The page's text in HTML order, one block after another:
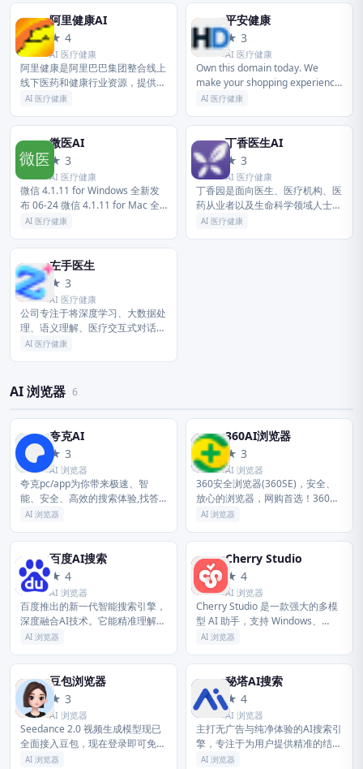
阿
阿里健康AI
★ 4
AI 医疗健康
阿里健康是阿里巴巴集团整合线上
线下医药和健康行业资源，提供一
站式医疗解决方案的旗舰平台。依
力，以「云基建」为基础，「云药
房」为...
AI 医疗健康
平
平安健康
★ 3
AI 医疗健康
Own this domain today. We
make your shopping experience
easy. Friendly and qu...
AI 医疗健康
微
微医AI
★ 3
AI 医疗健康
微信 4.1.11 for Windows 全新发
布 06-24 微信 4.1.11 for Mac 全
新发布 06-24 微信输入法 3.5.0
AI 医疗健康
丁
丁香医生AI
★ 3
AI 医疗健康
丁香园是面向医生、医疗机构、医
药从业者以及生命科学领域人士的
专业性社会化网络，提供医学、医
AI 医疗健康
左
左手医生
★ 3
AI 医疗健康
公司专注于将深度学习、大数据处
理、语义理解、医疗交互式对话等
领先的AI技术与医学相融合，通过
医...
AI 医疗健康
AI 浏览器 6
夸
夸克AI
★ 3
AI 浏览器
夸克pc/app为你带来极速、智
能、安全、高效的搜索体验,找答
案,找资料,找工具,办公,学习,工作
擎、网盘、AI扫描王工具及...
AI 浏览器
3
360AI浏览器
★ 3
AI 浏览器
360安全浏览器(360SE)，安全、
放心的浏览器，网购首选！360安
全浏览器采用先进的恶意网址拦截
银仿冒等恶意网址。360...
AI 浏览器
百
百度AI搜索
★ 4
AI 浏览器
百度推出的新一代智能搜索引擎，
深度融合AI技术。它能精准理解复
杂问题，直接生成结构化答案与摘
验。
AI 浏览器
C
Cherry Studio
★ 4
AI 浏览器
Cherry Studio 是一款强大的多模
型 AI 助手，支持 Windows、
macOS、Linux 平台。集成 300+
AI 浏览器
豆
豆包浏览器
★ 3
AI 浏览器
Seedance 2.0 视频生成模型现已
全面接入豆包，现在登录即可免费
使用！豆包 是你的 AI 聊天智能对
AI 浏览器
秘
秘塔AI搜索
★ 4
AI 浏览器
主打无广告与纯净体验的AI搜索引
擎，专注于为用户提供精准的结构
化答案与详尽引用溯源，打造高效
AI 浏览器